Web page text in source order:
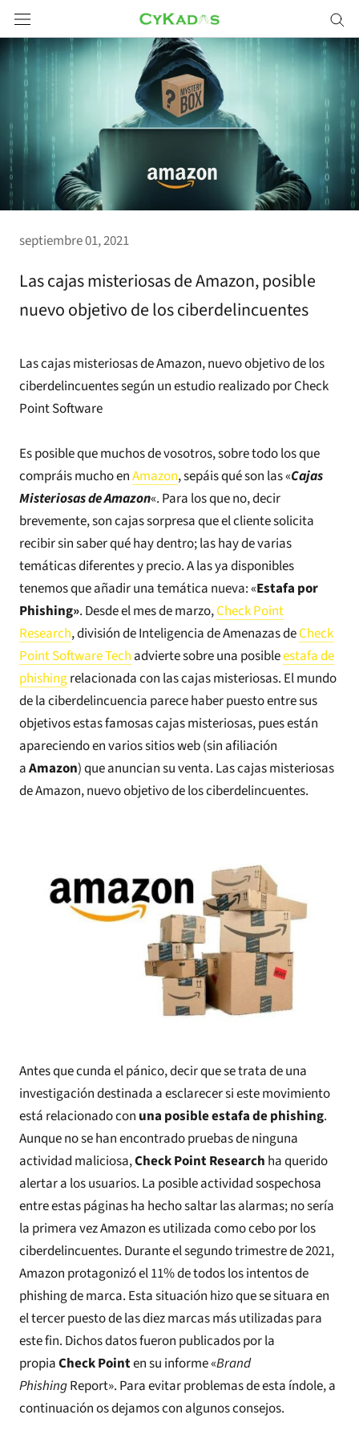
Saltar
a
contenido
septiembre 01, 2021
Las cajas misteriosas de Amazon, posible
nuevo objetivo de los ciberdelincuentes
Las cajas misteriosas de Amazon, nuevo objetivo de los
ciberdelincuentes según un estudio realizado por Check
Point Software
Es posible que muchos de vosotros, sobre todo los que
compráis mucho enAmazon, sepáis qué son las «Cajas
Misteriosas de Amazon«. Para los que no, decir
brevemente, son cajas sorpresa que el cliente solicita
recibir sin saber qué hay dentro; las hay de varias
temáticas diferentes y precio. A las ya disponibles
tenemos que añadir una temática nueva: «Estafa por
Phishing». Desde el mes de marzo,Check Point
Research, división de Inteligencia de Amenazas deCheck
Point Software Tech advierte sobre una posibleestafa de
phishingrelacionada con las cajas misteriosas. El mundo
de la ciberdelincuencia parece haber puesto entre sus
objetivos estas famosas cajas misteriosas, pues están
apareciendo en varios sitios web (sin afiliación
aAmazon) que anuncian su venta. Las cajas misteriosas
de Amazon, nuevo objetivo de los ciberdelincuentes.
Antes que cunda el pánico, decir que se trata de una
investigación destinada a esclarecer si este movimiento
está relacionado con una posible estafa de phishing.
Aunque no se han encontrado pruebas de ninguna
actividad maliciosa,Check Point Research ha querido
alertar a los usuarios. La posible actividad sospechosa
entre estas páginas ha hecho saltar las alarmas; no sería
la primera vez Amazon es utilizada como cebo por los
ciberdelincuentes. Durante el segundo trimestre de 2021,
Amazon protagonizó el 11% de todos los intentos de
phishing de marca. Esta situación hizo que se situara en
el tercer puesto de las diez marcas más utilizadas para
este fin. Dichos datos fueron publicados por la
propiaCheck Pointen su informe «Brand
PhishingReport». Para evitar problemas de esta índole, a
continuación os dejamos con algunos consejos.